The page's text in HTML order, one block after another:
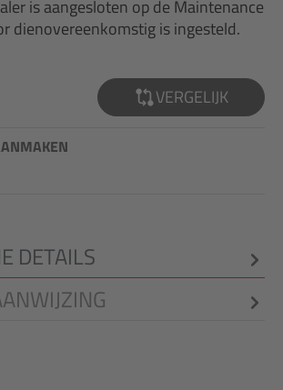
is aangesloten op de Maintenance
dienovereenkomstig is ingesteld.
VERGELIJK
DETAILS